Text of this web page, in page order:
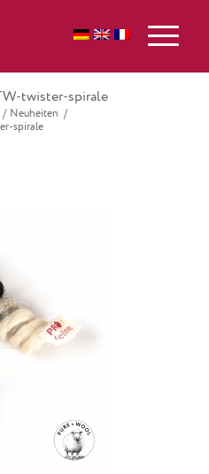
twister-spirale
/ Neuheiten /
spirale